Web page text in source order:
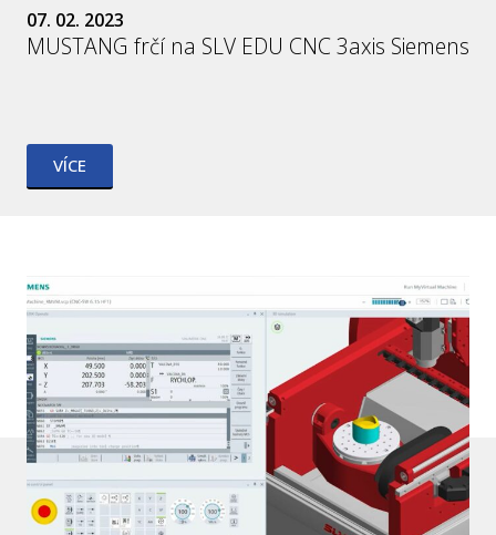
07. 02. 2023
MUSTANG frčí na SLV EDU CNC 3axis Siemens
VÍCE